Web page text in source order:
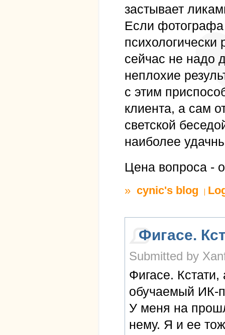
застывает
Если
психологически
сейчас не надо
неплохие
с этим
клиента, а сам
светской
наиболее
Цена вопроса -
» cynic's blog
Фигасе.
Submitted by
Фигасе.
обучаемый ИК-
У меня на
нему. Я и ее